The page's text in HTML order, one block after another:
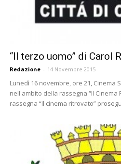
“Il terzo uomo” di Carol
Redazione - 14 Novembre 2015
Lunedì 16 novembre, ore 21, Cinema
nell'ambito della rassegna “Il Cinema
rassegna “Il cinema ritrovato”